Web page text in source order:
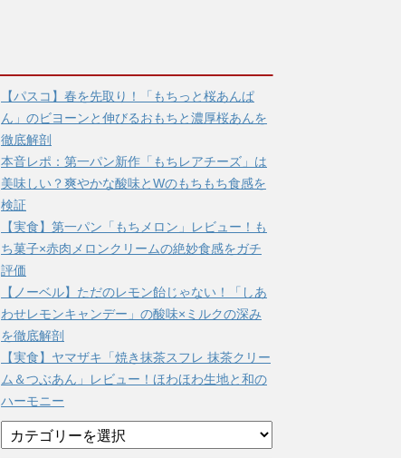
【パスコ】春を先取り！「もちっと桜あんぱ
ん」のビヨーンと伸びるおもちと濃厚桜あんを
徹底解剖
本音レポ：第一パン新作「もちレアチーズ」は
美味しい？爽やかな酸味とWのもちもち食感を
検証
【実食】第一パン「もちメロン」レビュー！も
ち菓子×赤肉メロンクリームの絶妙食感をガチ
評価
【ノーベル】ただのレモン飴じゃない！「しあ
わせレモンキャンデー」の酸味×ミルクの深み
を徹底解剖
【実食】ヤマザキ「焼き抹茶スフレ 抹茶クリー
ム＆つぶあん」レビュー！ほわほわ生地と和の
ハーモニー
テ